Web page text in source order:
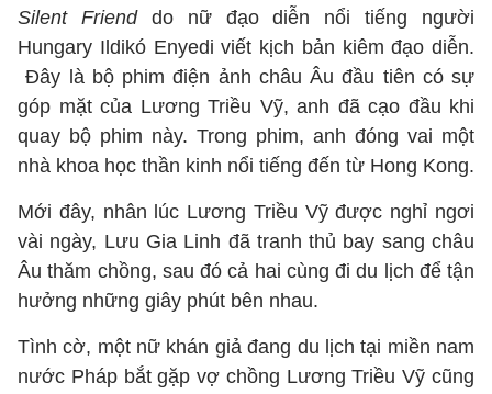
Silent Frienddo nữ đạo diễn nổi tiếng người
Hungary Ildikó Enyedi viết kịch bản kiêm đạo diễn.
Đây là bộ phim điện ảnh châu Âu đầu tiên có sự
góp mặt của Lương Triều Vỹ, anh đã cạo đầu khi
quay bộ phim này. Trong phim, anh đóng vai một
nhà khoa học thần kinh nổi tiếng đến từ Hong Kong.
Mới đây, nhân lúc Lương Triều Vỹ được nghỉ ngơi
vài ngày, Lưu Gia Linh đã tranh thủ bay sang châu
Âu thăm chồng, sau đó cả hai cùng đi du lịch để tận
hưởng những giây phút bên nhau.
Tình cờ, một nữ khán giả đang du lịch tại miền nam
nước Pháp bắt gặp vợ chồng Lương Triều Vỹ cũng